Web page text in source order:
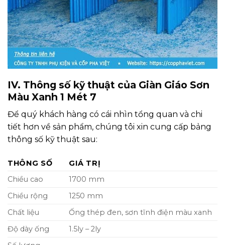
IV. Thông số kỹ thuật của Giàn Giáo Sơn
Màu Xanh 1 Mét 7
Để quý khách hàng có cái nhìn tổng quan và chi
tiết hơn về sản phẩm, chúng tôi xin cung cấp bảng
thông số kỹ thuật sau:
THÔNG SỐ
GIÁ TRỊ
Chiều cao
1700 mm
Chiều rộng
1250 mm
Chất liệu
Ống thép đen, sơn tĩnh điện màu xanh
Độ dày ống
1.5ly – 2ly